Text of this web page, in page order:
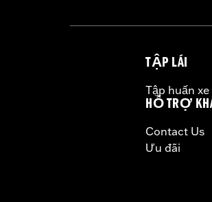
TẬP LÁI
Tập huấn
HỖ TRỢ
Contact Us
Ưu đãi